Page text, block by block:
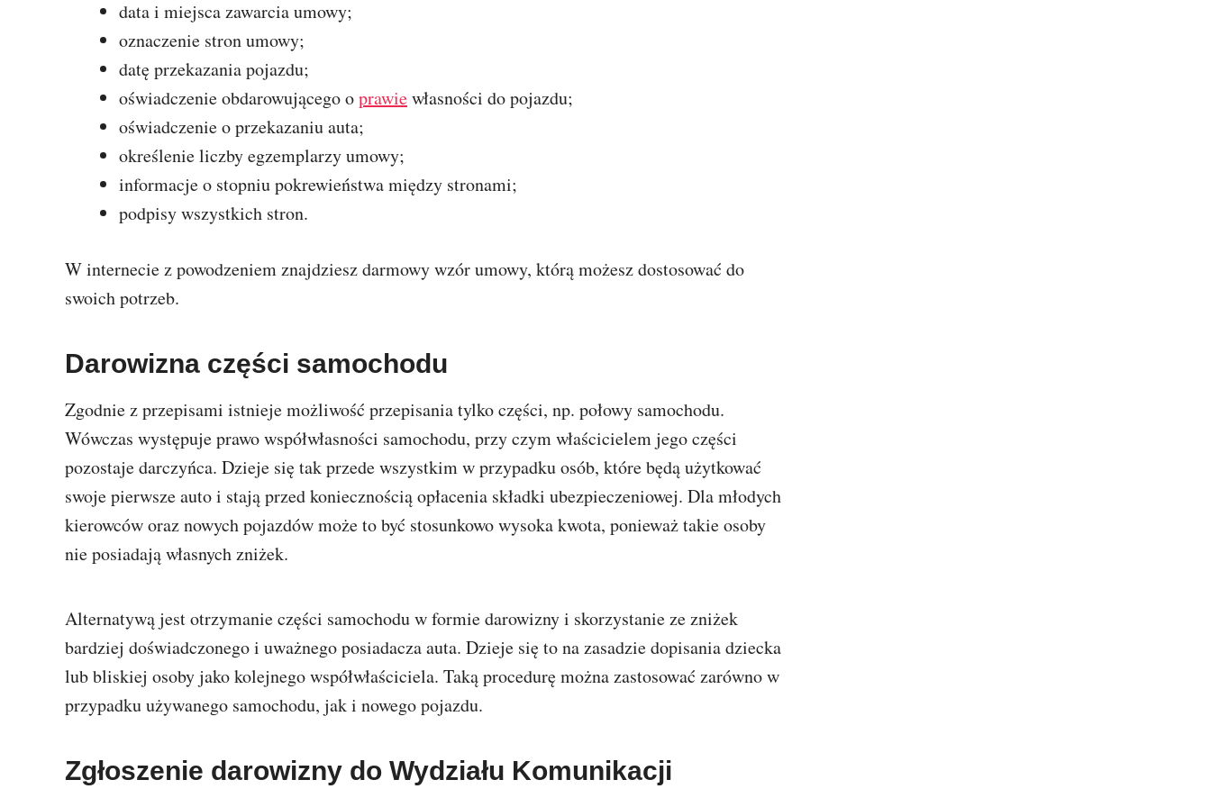
data i miejsca zawarcia umowy;
oznaczenie stron umowy;
datę przekazania pojazdu;
oświadczenie obdarowującego oprawiewłasności do pojazdu;
oświadczenie o przekazaniu auta;
określenie liczby egzemplarzy umowy;
informacje o stopniu pokrewieństwa między stronami;
podpisy wszystkich stron.
W internecie z powodzeniem znajdziesz darmowy wzór umowy, którą możesz dostosować do
swoich potrzeb.
Darowizna części samochodu
Zgodnie z przepisami istnieje możliwość przepisania tylko części, np. połowy samochodu.
Wówczas występuje prawo współwłasności samochodu, przy czym właścicielem jego części
pozostaje darczyńca. Dzieje się tak przede wszystkim w przypadku osób, które będą użytkować
swoje pierwsze auto i stają przed koniecznością opłacenia składki ubezpieczeniowej. Dla młodych
kierowców oraz nowych pojazdów może to być stosunkowo wysoka kwota, ponieważ takie osoby
nie posiadają własnych zniżek.
Alternatywą jest otrzymanie części samochodu w formie darowizny i skorzystanie ze zniżek
bardziej doświadczonego i uważnego posiadacza auta. Dzieje się to na zasadzie dopisania dziecka
lub bliskiej osoby jako kolejnego współwłaściciela. Taką procedurę można zastosować zarówno w
przypadku używanego samochodu, jak i nowego pojazdu.
Zgłoszenie darowizny do Wydziału Komunikacji